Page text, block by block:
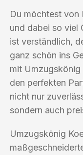
Du möchtest von
und dabei so viel
ist verständlich,
ganz schön ins
mit Umzugskönig
den perfekten
nicht nur
sondern auch
Umzugskönig